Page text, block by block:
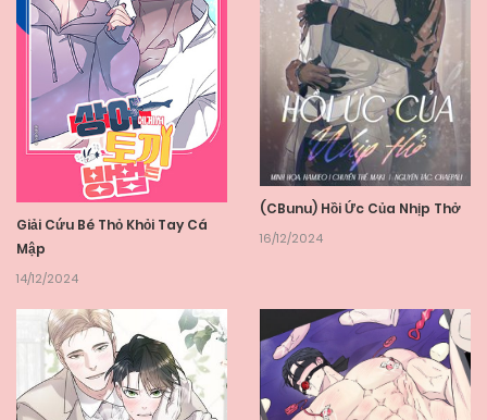
Giải Cứu Bé Thỏ Khỏi Tay Cá
Mập
14/12/2024
(CBunu) Hồi Ức Của Nhịp Thở
16/12/2024